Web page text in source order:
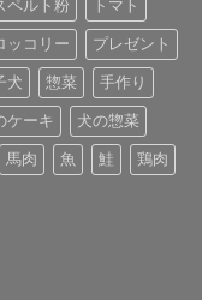
ペルト粉 トマト
ッコリー プレゼント
犬 惣菜 手作り
ケーキ 犬の惣菜
馬肉 魚 鮭 鶏肉